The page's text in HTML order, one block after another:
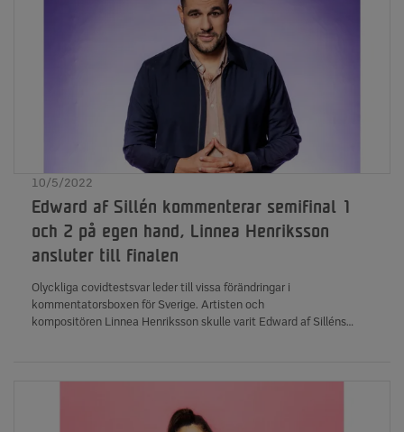
10/5/2022
Edward af Sillén kommenterar semifinal 1
och 2 på egen hand, Linnea Henriksson
ansluter till finalen
Olyckliga covidtestsvar leder till vissa förändringar i
kommentatorsboxen för Sverige. Artisten och
kompositören Linnea Henriksson skulle varit Edward af Silléns
och medverkar inte i semifinalsändningarna.